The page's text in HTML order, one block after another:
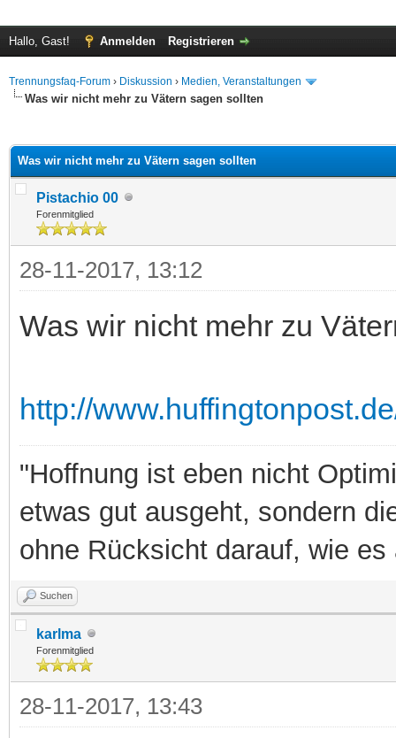
Hallo, Gast! Anmelden Registrieren
Trennungsfaq-Forum › Diskussion › Medien, Veranstaltungen
Was wir nicht mehr zu Vätern sagen sollten
Was wir nicht mehr zu Vätern sagen sollten
Pistachio 00
Forenmitglied
28-11-2017, 13:12
Was wir nicht mehr zu
http://
"Hoffnung ist eben nicht
etwas gut ausgeht, sondern
ohne Rücksicht darauf, wie
Suchen
karlma
Forenmitglied
28-11-2017, 13:43